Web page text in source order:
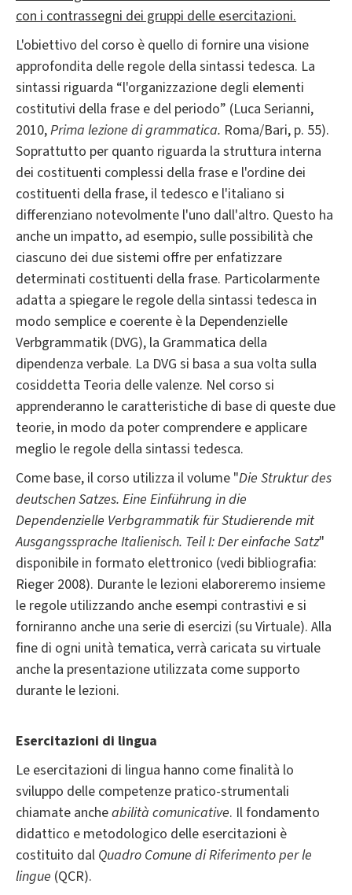
con i contrassegni dei gruppi delle esercitazioni.
L'obiettivo del corso è quello di fornire una visione
approfondita delle regole della sintassi tedesca. La
sintassi riguarda “l'organizzazione degli elementi
costitutivi della frase e del periodo” (Luca Serianni,
2010,Prima lezione di grammatica. Roma/Bari, p. 55).
Soprattutto per quanto riguarda la struttura interna
dei costituenti complessi della frase e l'ordine dei
costituenti della frase, il tedesco e l'italiano si
differenziano notevolmente l'uno dall'altro. Questo ha
anche un impatto, ad esempio, sulle possibilità che
ciascuno dei due sistemi offre per enfatizzare
determinati costituenti della frase. Particolarmente
adatta a spiegare le regole della sintassi tedesca in
modo semplice e coerente è la Dependenzielle
Verbgrammatik (DVG), la Grammatica della
dipendenza verbale. La DVG si basa a sua volta sulla
cosiddetta Teoria delle valenze. Nel corso si
apprenderanno le caratteristiche di base di queste due
teorie, in modo da poter comprendere e applicare
meglio le regole della sintassi tedesca.
Come base, il corso utilizza il volume "Die Struktur des
deutschen Satzes. Eine Einführung in die
Dependenzielle Verbgrammatik für Studierende mit
Ausgangssprache Italienisch. Teil I: Der einfache Satz"
disponibile in formato elettronico (vedi bibliografia:
Rieger 2008). Durante le lezioni elaboreremo insieme
le regole utilizzando anche esempi contrastivi e si
forniranno anche una serie di esercizi (su Virtuale). Alla
fine di ogni unità tematica, verrà caricata su virtuale
anche la presentazione utilizzata come supporto
durante le lezioni.
Esercitazioni di lingua
Le esercitazioni di lingua hanno come finalità lo
sviluppo delle competenze pratico-strumentali
chiamate ancheabilità comunicative. Il fondamento
didattico e metodologico delle esercitazioni è
costituito dal Quadro Comune di Riferimento per le
lingue (QCR).